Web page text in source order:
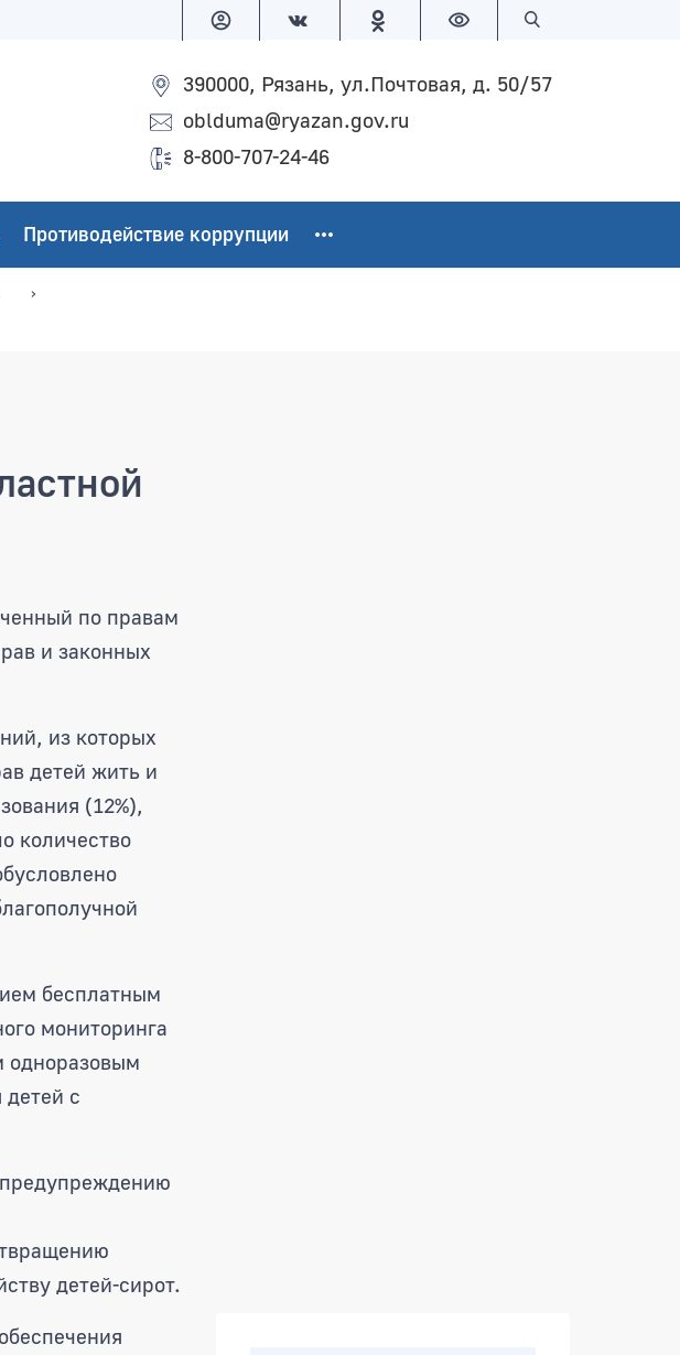
Версия для слабовидящих
390000, Рязань, ул.Почтовая, д. 50/57
oblduma@ryazan.gov.ru
8-800-707-24-46
Противодействие коррупции
с ежегодным отчетом в областной Думе
по правам
и законных
из которых
детей жить и
(12%),
количество
бесплатным
мониторинга
одноразовым
с
детей-сирот.